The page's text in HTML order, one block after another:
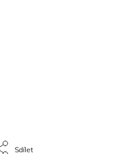
Sdílet